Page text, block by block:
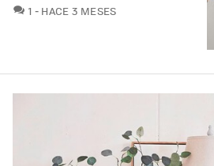
1 COMENTARIOS
HACE 3 MESES